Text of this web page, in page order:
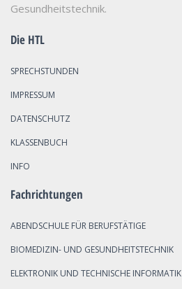
Gesundheitstechnik.
Die HTL
SPRECHSTUNDEN
IMPRESSUM
DATENSCHUTZ
KLASSENBUCH
INFO
Fachrichtungen
ABENDSCHULE FÜR BERUFSTÄTIGE
BIOMEDIZIN- UND GESUNDHEITSTECHNIK
ELEKTRONIK UND TECHNISCHE INFORMATIK